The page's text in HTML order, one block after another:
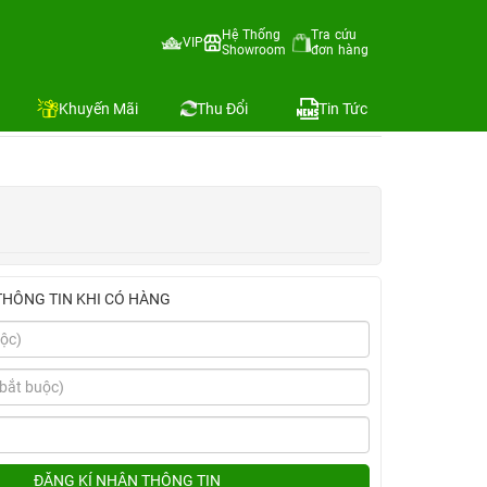
VIP
Hệ Thống
Showroom
Tra cứu
đơn hàng
Khuyến Mãi Thu Đổi Tin Tức
TIN KHI CÓ HÀNG
ĐĂNG KÍ NHẬN THÔNG TIN